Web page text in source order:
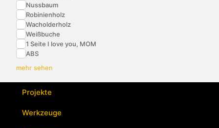
Nussbaum
Robinienholz
Wacholderholz
Weißbuche
1 Seite I love you, MOM
ABS
mehr sehen
Projekte
Werkzeuge